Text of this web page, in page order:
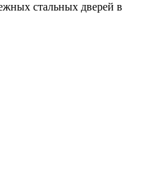
стальных дверей в